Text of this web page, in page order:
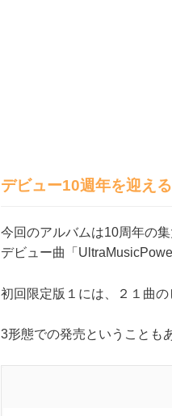
デビュー10週年を迎え
今回のアルバムは10周年の
デビュー曲「
初回限定版１には、２１曲
3形態での発売ということも